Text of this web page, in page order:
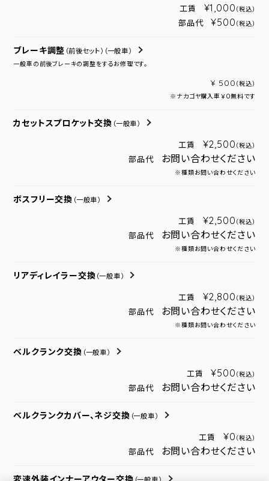
工賃 ¥1,000 （税込）
部品代 ¥500 （税込）
ブレーキ調整 （前後セット） （一般車）
一般車の前後ブレーキの調整をするお修理です。
¥ 500 （税込）
※ナカゴヤ購入車￥０無料です
カセットスプロケット交換 （一般車）
工賃 ¥2,500 （税込）
部品代 お問い合わせください
※種類お問い合わせください
ボスフリー交換 （一般車）
工賃 ¥2,500 （税込）
部品代 お問い合わせください
※種類お問い合わせください
リアディレイラー交換 （一般車）
工賃 ¥2,800 （税込）
部品代 お問い合わせください
※種類お問い合わせください
ベルクランク交換 （一般車）
工賃 ¥500 （税込）
部品代 お問い合わせください
ベルクランクカバー、ネジ交換 （一般車）
工賃 ¥0 （税込）
部品代 お問い合わせください